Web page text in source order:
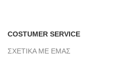
COSTUMER SERVICE
ΣΧΕΤΙΚΑ ΜΕ ΕΜΑΣ